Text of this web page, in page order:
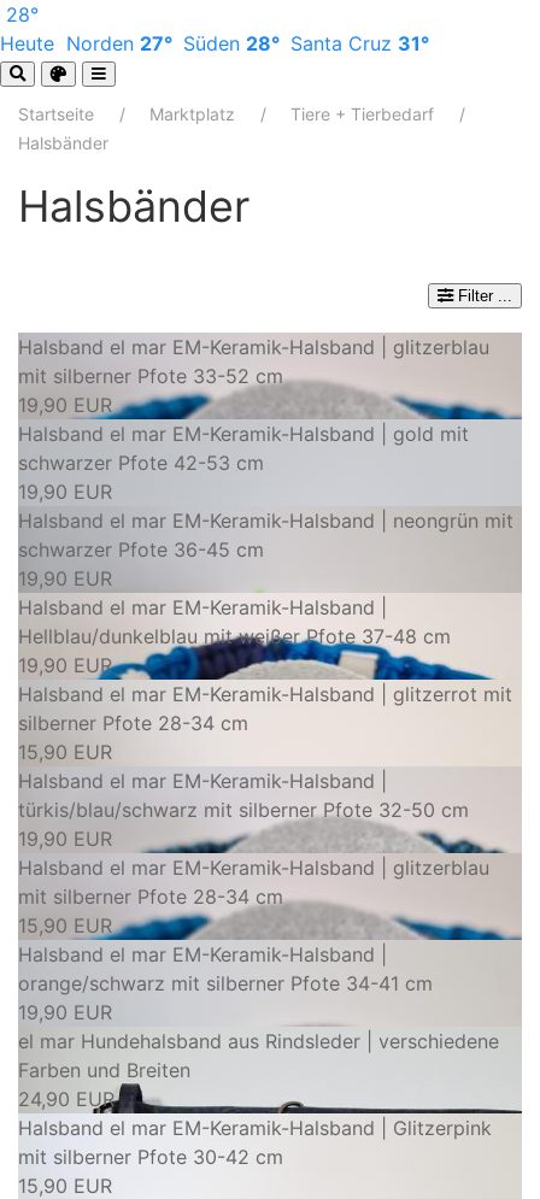
28°
Heute Norden 27° Süden 28° Santa Cruz 31°
Startseite Marktplatz
Tiere + Tierbedarf
Halsbänder
Halsbänder
Filter ...
Halsband el mar EM-Keramik-Halsband | glitzerblau
mit silberner Pfote 33-52 cm
19,90 EUR
Halsband el mar EM-Keramik-Halsband | gold mit
schwarzer Pfote 42-53 cm
19,90 EUR
Halsband el mar EM-Keramik-Halsband | neongrün mit
schwarzer Pfote 36-45 cm
19,90 EUR
Halsband el mar EM-Keramik-Halsband |
Hellblau/dunkelblau mit weißer Pfote 37-48 cm
19,90 EUR
Halsband el mar EM-Keramik-Halsband | glitzerrot mit
silberner Pfote 28-34 cm
15,90 EUR
Halsband el mar EM-Keramik-Halsband |
türkis/blau/schwarz mit silberner Pfote 32-50 cm
19,90 EUR
Halsband el mar EM-Keramik-Halsband | glitzerblau
mit silberner Pfote 28-34 cm
15,90 EUR
Halsband el mar EM-Keramik-Halsband |
orange/schwarz mit silberner Pfote 34-41 cm
19,90 EUR
el mar Hundehalsband aus Rindsleder | verschiedene
Farben und Breiten
24,90 EUR
Halsband el mar EM-Keramik-Halsband | Glitzerpink
mit silberner Pfote 30-42 cm
15,90 EUR